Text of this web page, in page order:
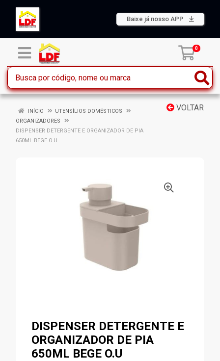
Baixe já nosso APP
0
VOLTAR
INÍCIO
UTENSÍLIOS DOMÉSTICOS
ORGANIZADORES
DISPENSER DETERGENTE E ORGANIZADOR DE PIA
650ML BEGE O.U
DISPENSER DETERGENTE E
ORGANIZADOR DE PIA
650ML BEGE O.U